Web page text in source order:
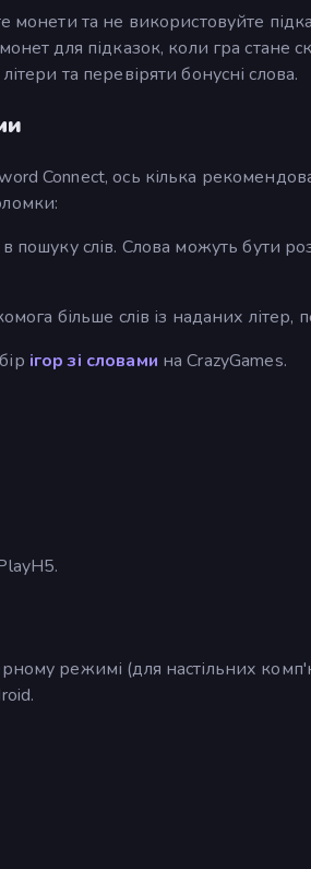
монети та не використовуйте
для підказок, коли гра стане
та перевіряти бонусні слова.
Connect, ось кілька
в пошуку слів. Слова можуть бути
більше слів із наданих літер,
ігор зі словами на CrazyGames.
режимі (для настільних